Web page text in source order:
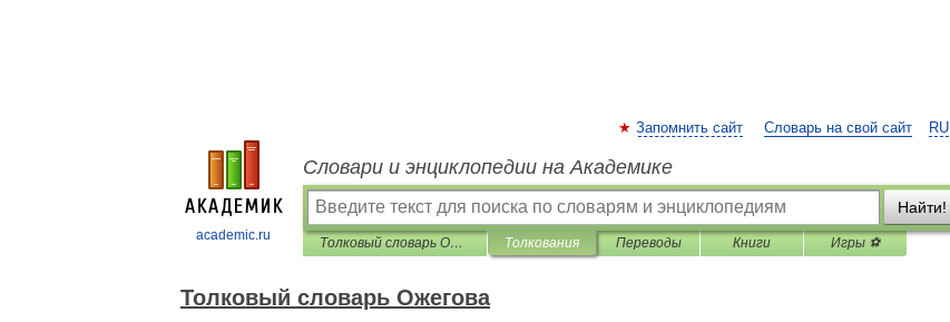
academic.ru
RU
Запомнить сайт Словарь на свой сайт
Словари и энциклопедии на Академике
Найти!
Толковый словарь Ожегова Толкования Переводы Книги Игры ⚽
Толковый словарь Ожегова